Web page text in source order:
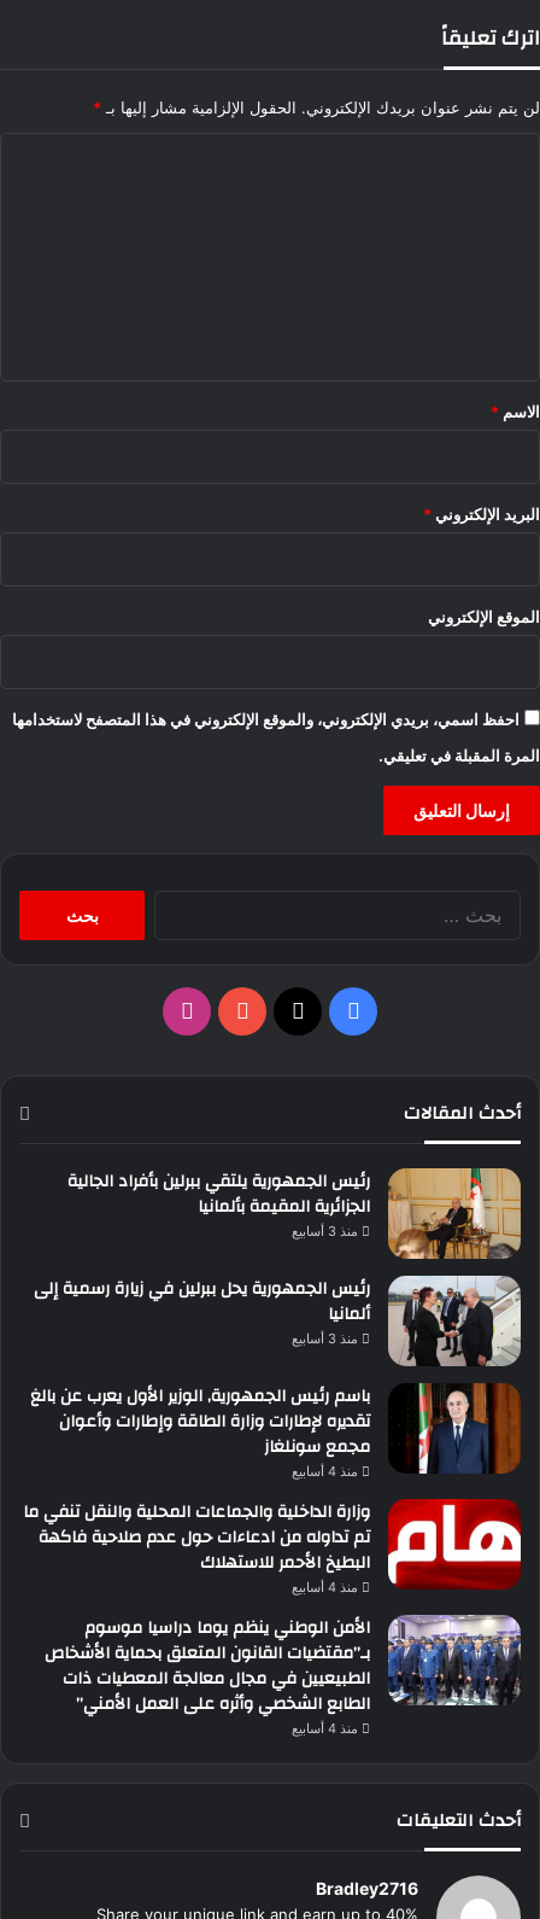
اترك تعليقاً
لن يتم نشر عنوان بريدك الإلكتروني. الحقول الإلزامية مشار إليها بـ *
*
الاسم *
البريد الإلكتروني *
الموقع الإلكتروني
احفظ اسمي، بريدي الإلكتروني، والموقع الإلكتروني في هذا المتصفح لاستخدامها
المرة المقبلة في تعليقي.
فيسبوك ‫YouTubeانستقرام
أحدث المقالات
رئيس الجمهورية يلتقي ببرلين بأفراد الجالية
الجزائرية المقيمة بألمانيا
منذ 3 أسابيع
رئيس الجمهورية يحل ببرلين في زيارة رسمية إلى
ألمانيا
منذ 3 أسابيع
باسم رئيس الجمهورية, الوزير الأول يعرب عن بالغ
تقديره لإطارات وزارة الطاقة وإطارات وأعوان
مجمع سونلغاز
منذ 4 أسابيع
وزارة الداخلية والجماعات المحلية والنقل تنفي ما
تم تداوله من ادعاءات حول عدم صلاحية فاكهة
البطيخ الأحمر للاستهلاك
منذ 4 أسابيع
الأمن الوطني ينظم يوما دراسيا موسوم
بـ”مقتضيات القانون المتعلق بحماية الأشخاص
الطبيعيين في مجال معالجة المعطيات ذات
الطابع الشخصي وأثره على العمل الأمني”
منذ 4 أسابيع
أحدث التعليقات
Bradley2716
Share your unique link and earn up to 40%